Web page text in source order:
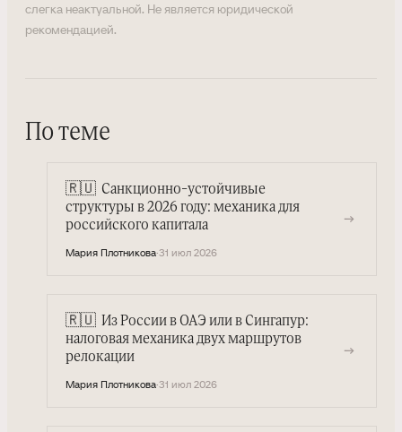
слегка неактуальной. Не является юридической
рекомендацией.
По теме
🇷🇺 Санкционно-устойчивые
структуры в 2026 году: механика для
российского капитала
Мария Плотникова·31 июл 2026
→
🇷🇺 Из России в ОАЭ или в Сингапур:
налоговая механика двух маршрутов
релокации
Мария Плотникова·31 июл 2026
→